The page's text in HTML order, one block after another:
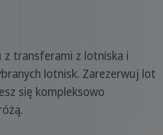
z transferami z lotniska i
lotnisk. Zarezerwuj lot
się kompleksowo